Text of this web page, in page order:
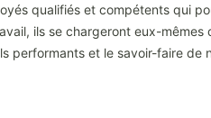
qualifiés et compétents qui
ils se chargeront eux-mêmes
performants et le savoir-faire de